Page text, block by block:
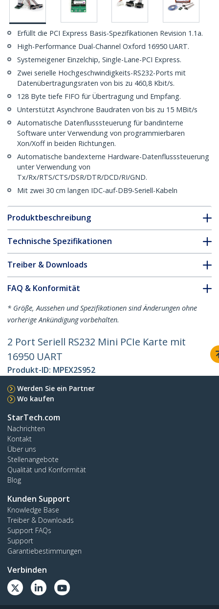
Erfüllt die PCI Express Basis-Spezifikationen Revision 1.1a.
High-Performance Dual-Channel Oxford 16950 UART.
Systemeigener Einzelchip, Single-Lane-PCI Express.
Zwei serielle Hochgeschwindigkeits-RS232-Ports mit
Datenübertragungsraten von bis zu 460,8 Kbit/s.
128 Byte tiefe FIFO für Übertragung und Empfang.
Unterstützt Asynchrone Baudraten von bis zu 15 MBit/s
Automatische Datenflusssteuerung für bandinterne
Software unter Verwendung von programmierbaren
Xon/Xoff in beiden Richtungen.
Automatische bandexterne Hardware-Datenflusssteuerung
unter Verwendung von
Tx/Rx/RTS/CTS/DSR/DTR/DCD/RI/GND.
Mit zwei 30 cm langen IDC-auf-DB9-Seriell-Kabeln
Produktbeschreibung
Technische Spezifikationen
Treiber & Downloads
FAQ & Konformität
* Größe, Aussehen und Spezifikationen sind Änderungen ohne
vorherige Ankündigung vorbehalten.
2 Port Seriell RS232 Mini PCIe Karte mit
16950 UART
Produkt-ID: MPEX2S952
Werden Sie ein Partner
Wo kaufen
StarTech.com
Nachrichten
Kontakt
Über uns
Stellenangebote
Qualität und Konformität
Blog
Kunden Support
Knowledge Base
Treiber & Downloads
Support FAQs
Support
Garantiebestimmungen
Verbinden